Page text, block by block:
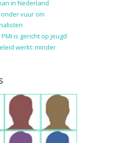
in Nederland
vuur om
is gericht op jeugd
werkt: minder